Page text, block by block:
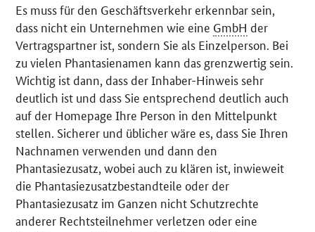
Es muss für den Geschäftsverkehr erkennbar sein,
dass nicht ein Unternehmen wie eine GmbH der
Vertragspartner ist, sondern Sie als Einzelperson. Bei
zu vielen Phantasienamen kann das grenzwertig sein.
Wichtig ist dann, dass der Inhaber-Hinweis sehr
deutlich ist und dass Sie entsprechend deutlich auch
auf der Homepage Ihre Person in den Mittelpunkt
stellen. Sicherer und üblicher wäre es, dass Sie Ihren
Nachnamen verwenden und dann den
Phantasiezusatz, wobei auch zu klären ist, inwieweit
die Phantasiezusatzbestandteile oder der
Phantasiezusatz im Ganzen nicht Schutzrechte
anderer Rechtsteilnehmer verletzen oder eine